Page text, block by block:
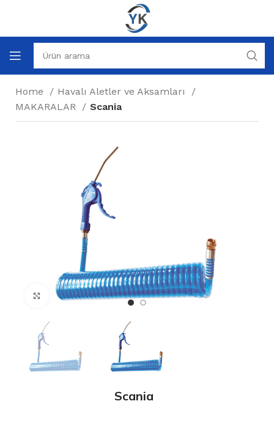
Home
Havalı Aletler ve Aksamları
MAKARALAR
Scania
Büyütmek için tıklayın
Scania